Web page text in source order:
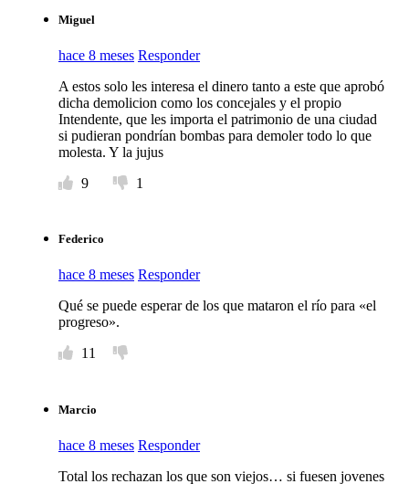
Miguel
hace 8 meses Responder
A estos solo les interesa el dinero tanto a este que aprobó
dicha demolicion como los concejales y el propio
Intendente, que les importa el patrimonio de una ciudad
si pudieran pondrían bombas para demoler todo lo que
molesta. Y la jujus
9
1
Federico
hace 8 meses Responder
Qué se puede esperar de los que mataron el río para «el
progreso».
11
Marcio
hace 8 meses Responder
Total los rechazan los que son viejos… si fuesen jovenes